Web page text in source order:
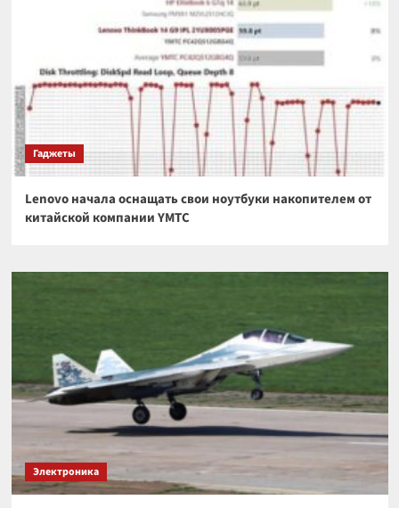
Гаджеты
Lenovo начала оснащать свои ноутбуки накопителем от
китайской компании YMTC
Электроника